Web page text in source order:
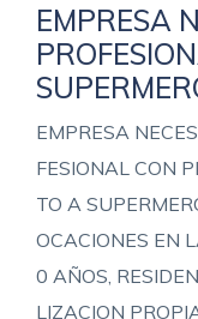
EMPRESA
EMPRESA
FESIONAL CON
TO A
OCACIONES EN
0 AÑOS,
LIZACION